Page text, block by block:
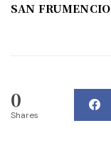
SAN FRUMENCIO
0
Shares